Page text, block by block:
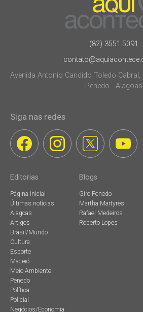
(82) 3551.5091
Avenida Antonio Candido Toledo
Penedo - Alagoas
Siga nas redes
Editorias
Página inicial
Últimas notícias
Alagoas
Artigos
Brasil/Mundo
Cultura
Esporte
Maceió
Meio Ambiente
Penedo
Política
Policial
Negócios/Economia
Blogs
Giro Penedo
Martha Martyres
Rafael Medeiros
Roberto Lopes